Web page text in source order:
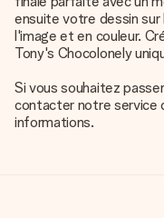
ensuite votre dessin
l'image et en couleur.
Tony's Chocolonely
Si vous souhaitez
contacter notre service
informations.